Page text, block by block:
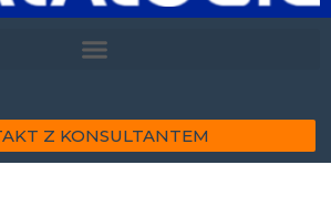
Z KONSULTANTEM